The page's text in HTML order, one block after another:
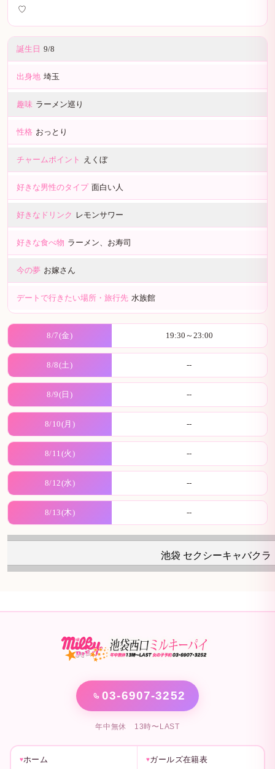
♡
誕生日 9/8
出身地 埼玉
趣味 ラーメン巡り
性格 おっとり
チャームポイント えくぼ
好きな男性のタイプ 面白い人
好きなドリンク レモンサワー
好きな食べ物 ラーメン、お寿司
今の夢 お嫁さん
デートで行きたい場所・旅行先 水族館
8/7(金) 19:30～23:00
8/8(土) --
8/9(日) --
8/10(月) --
8/11(火) --
8/12(水) --
8/13(木) --
池袋 セクシーキャバクラ
03-6907-3252
年中無休 13時〜LAST
ホーム ガールズ在籍表